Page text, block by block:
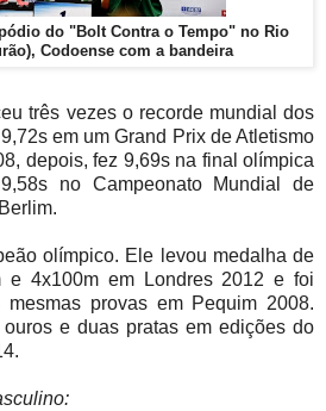
do "Bolt Contra o Tempo" no Rio
Codoense com a bandeira
três vezes o recorde mundial dos
em um Grand Prix de Atletismo
depois, fez 9,69s na final olímpica
no Campeonato Mundial de
olímpico. Ele levou medalha de
e 4x100m em Londres 2012 e foi
mesmas provas em Pequim 2008.
e duas pratas em edições do